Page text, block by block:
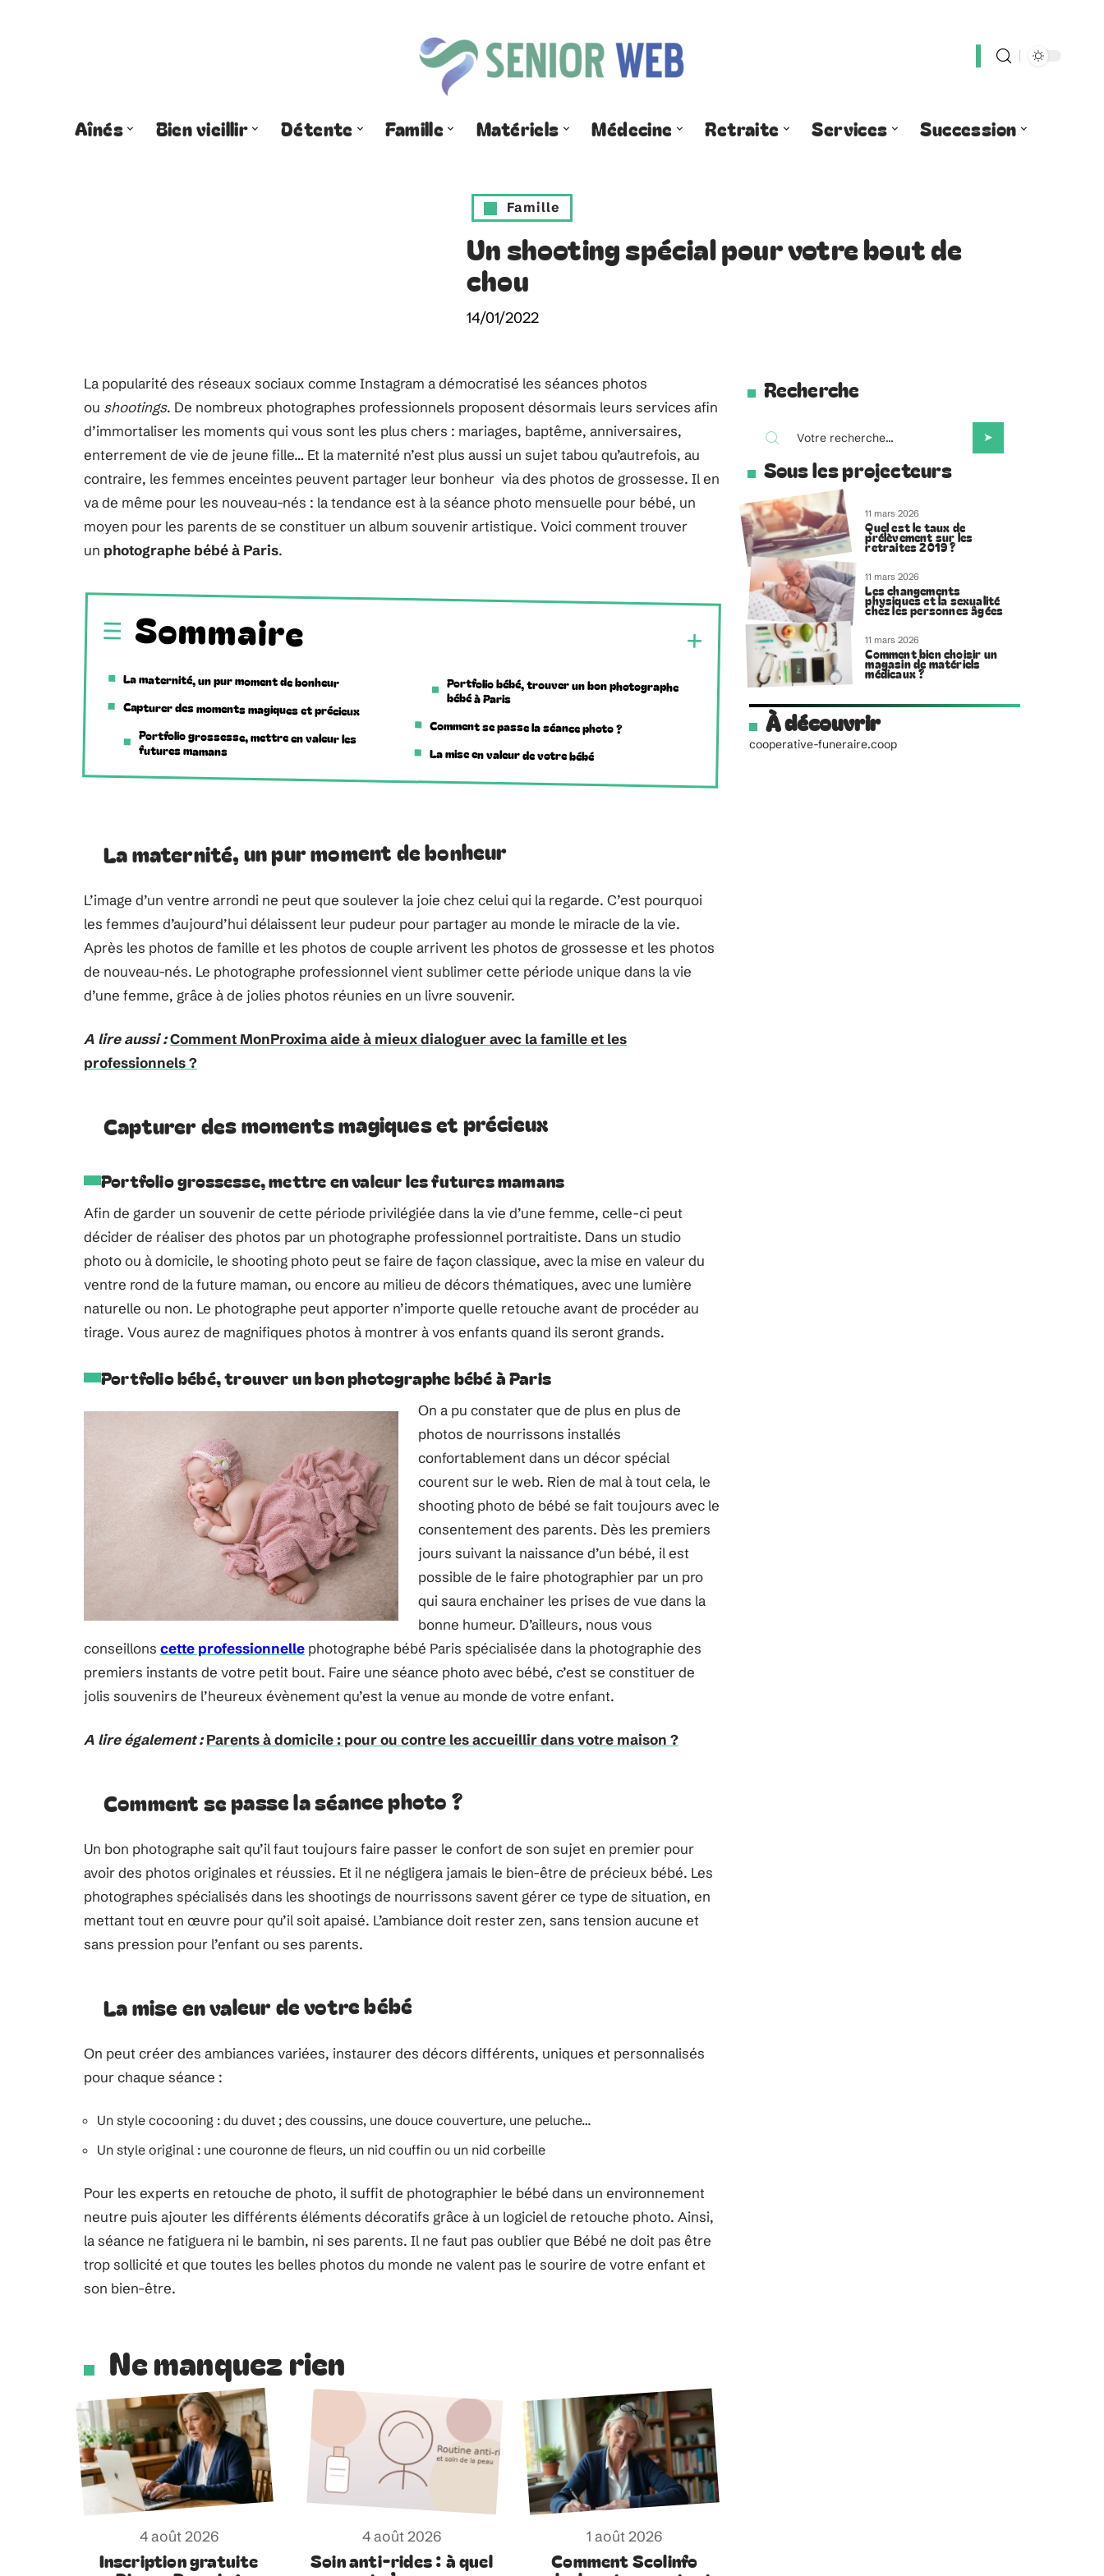
Aînés Bien vieillir Détente Famille Matériels Médecine Retraite Services Succession
Famille
Un shooting spécial pour votre bout de
chou
14/01/2022
La popularité des réseaux sociaux comme Instagram a démocratisé les séances photos
ou shootings. De nombreux photographes professionnels proposent désormais leurs services afin
d’immortaliser les moments qui vous sont les plus chers : mariages, baptême, anniversaires,
enterrement de vie de jeune fille… Et la maternité n’est plus aussi un sujet tabou qu’autrefois, au
contraire, les femmes enceintes peuvent partager leur bonheur via des photos de grossesse. Il en
va de même pour les nouveau-nés : la tendance est à la séance photo mensuelle pour bébé, un
moyen pour les parents de se constituer un album souvenir artistique. Voici comment trouver
un photographe bébé à Paris.
Sommaire
La maternité, un pur moment de bonheur
Capturer des moments magiques et précieux
Portfolio grossesse, mettre en valeur les
futures mamans
Portfolio bébé, trouver un bon photographe
bébé à Paris
Comment se passe la séance photo ?
La mise en valeur de votre bébé
La maternité, un pur moment de bonheur
L’image d’un ventre arrondi ne peut que soulever la joie chez celui qui la regarde. C’est pourquoi
les femmes d’aujourd’hui délaissent leur pudeur pour partager au monde le miracle de la vie.
Après les photos de famille et les photos de couple arrivent les photos de grossesse et les photos
de nouveau-nés. Le photographe professionnel vient sublimer cette période unique dans la vie
d’une femme, grâce à de jolies photos réunies en un livre souvenir.
A lire aussi :Comment MonProxima aide à mieux dialoguer avec la famille et les
professionnels ?
Capturer des moments magiques et précieux
Portfolio grossesse, mettre en valeur les futures mamans
Afin de garder un souvenir de cette période privilégiée dans la vie d’une femme, celle-ci peut
décider de réaliser des photos par un photographe professionnel portraitiste. Dans un studio
photo ou à domicile, le shooting photo peut se faire de façon classique, avec la mise en valeur du
ventre rond de la future maman, ou encore au milieu de décors thématiques, avec une lumière
naturelle ou non. Le photographe peut apporter n’importe quelle retouche avant de procéder au
tirage. Vous aurez de magnifiques photos à montrer à vos enfants quand ils seront grands.
Portfolio bébé, trouver un bon photographe bébé à Paris
On a pu constater que de plus en plus de
photos de nourrissons installés
confortablement dans un décor spécial
courent sur le web. Rien de mal à tout cela, le
shooting photo de bébé se fait toujours avec le
consentement des parents. Dès les premiers
jours suivant la naissance d’un bébé, il est
possible de le faire photographier par un pro
qui saura enchainer les prises de vue dans la
bonne humeur. D’ailleurs, nous vous
conseillons cette professionnelle photographe bébé Paris spécialisée dans la photographie des
premiers instants de votre petit bout. Faire une séance photo avec bébé, c’est se constituer de
jolis souvenirs de l’heureux évènement qu’est la venue au monde de votre enfant.
A lire également : Parents à domicile : pour ou contre les accueillir dans votre maison ?
Comment se passe la séance photo ?
Un bon photographe sait qu’il faut toujours faire passer le confort de son sujet en premier pour
avoir des photos originales et réussies. Et il ne négligera jamais le bien-être de précieux bébé. Les
photographes spécialisés dans les shootings de nourrissons savent gérer ce type de situation, en
mettant tout en œuvre pour qu’il soit apaisé. L’ambiance doit rester zen, sans tension aucune et
sans pression pour l’enfant ou ses parents.
La mise en valeur de votre bébé
On peut créer des ambiances variées, instaurer des décors différents, uniques et personnalisés
pour chaque séance :
Un style cocooning : du duvet ; des coussins, une douce couverture, une peluche…
Un style original : une couronne de fleurs, un nid couffin ou un nid corbeille
Pour les experts en retouche de photo, il suffit de photographier le bébé dans un environnement
neutre puis ajouter les différents éléments décoratifs grâce à un logiciel de retouche photo. Ainsi,
la séance ne fatiguera ni le bambin, ni ses parents. Il ne faut pas oublier que Bébé ne doit pas être
trop sollicité et que toutes les belles photos du monde ne valent pas le sourire de votre enfant et
son bien-être.
Ne manquez rien
4 août 2026
Inscription gratuite
4 août 2026
Soin anti-rides : à quel
1 août 2026
Comment Scolinfo
Recherche
Sous les projecteurs
11 mars 2026
Quel est le taux de
prélèvement sur les
retraites 2019 ?
11 mars 2026
Les changements
physiques et la sexualité
chez les personnes âgées
11 mars 2026
Comment bien choisir un
magasin de matériels
médicaux ?
À découvrir
cooperative-funeraire.coop